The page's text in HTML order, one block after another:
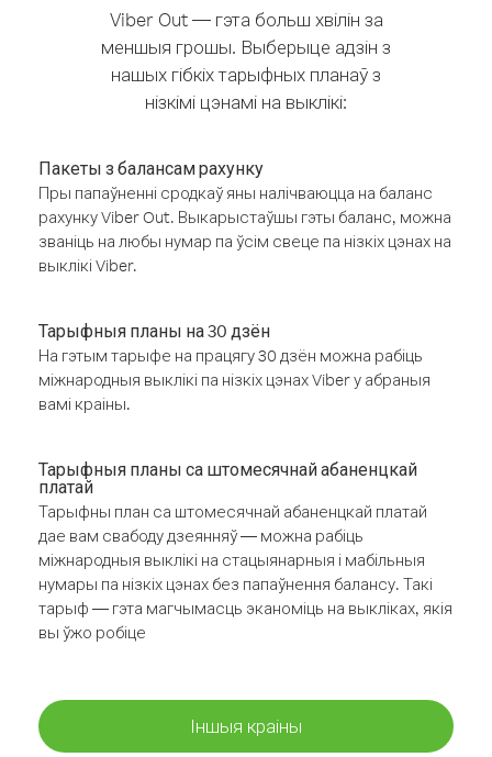
Viber Out — гэта больш хвілін за
меншыя грошы. Выберыце адзін з
нашых гібкіх тарыфных планаў з
нізкімі цэнамі на выклікі:
Пакеты з балансам рахунку
Пры папаўненні сродкаў яны налічваюцца на баланс
рахунку Viber Out. Выкарыстаўшы гэты баланс, можна
званіць на любы нумар па ўсім свеце па нізкіх цэнах на
выклікі Viber.
Тарыфныя планы на 30 дзён
На гэтым тарыфе на працягу 30 дзён можна рабіць
міжнародныя выклікі па нізкіх цэнах Viber у абраныя
вамі краіны.
Тарыфныя планы са штомесячнай абаненцкай
платай
Тарыфны план са штомесячнай абаненцкай платай
дае вам свабоду дзеянняў — можна рабіць
міжнародныя выклікі на стацыянарныя і мабільныя
нумары па нізкіх цэнах без папаўнення балансу. Такі
тарыф — гэта магчымасць эканоміць на выкліках, якія
вы ўжо робіце
Іншыя краіны